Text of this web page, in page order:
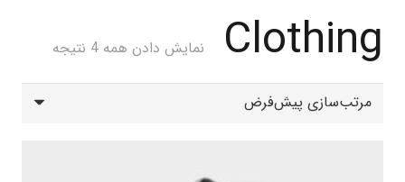
Clothing نمایش دادن همه 4 نتیجه